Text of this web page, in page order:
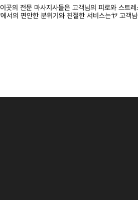
의 전문 마사지사들은 고객님의 피로와 스트
의 편안한 분위기와 친절한 서비스는ヤ 고객